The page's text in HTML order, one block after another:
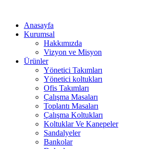
Anasayfa
Kurumsal
Hakkımızda
Vizyon ve Misyon
Ürünler
Yönetici Takımları
Yönetici koltukları
Ofis Takımları
Çalışma Masaları
Toplantı Masaları
Çalışma Koltukları
Koltuklar Ve Kanepeler
Sandalyeler
Bankolar